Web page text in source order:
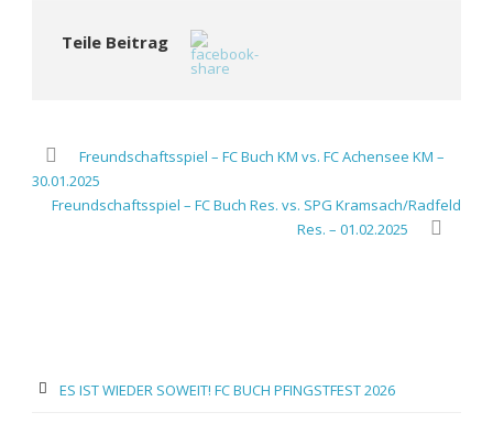
Teile Beitrag
Freundschaftsspiel – FC Buch KM vs. FC Achensee KM –
30.01.2025
Freundschaftsspiel – FC Buch Res. vs. SPG Kramsach/Radfeld
Res. – 01.02.2025
ES IST WIEDER SOWEIT! FC BUCH PFINGSTFEST 2026